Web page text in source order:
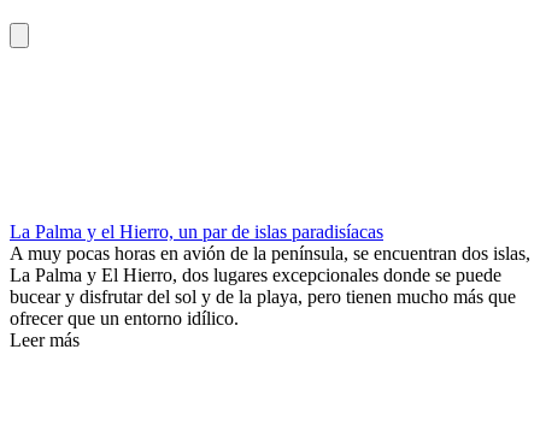
La Palma y el Hierro, un par de islas paradisíacas
A muy pocas horas en avión de la península, se encuentran dos islas,
La Palma y El Hierro, dos lugares excepcionales donde se puede
bucear y disfrutar del sol y de la playa, pero tienen mucho más que
ofrecer que un entorno idílico.
Leer más